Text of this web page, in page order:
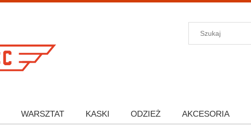
WARSZTAT KASKI ODZIEŻ AKCESORIA